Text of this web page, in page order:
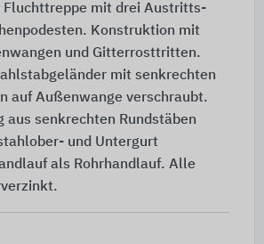
Fluchttreppe mit drei Austritts-
Konstruktion mit
und Gitterrosttritten.
mit senkrechten
auf Außenwange verschraubt.
aus senkrechten Rundstäben
und Untergurt
als Rohrhandlauf. Alle